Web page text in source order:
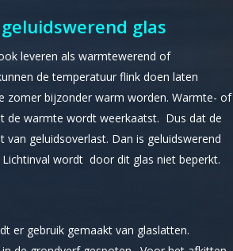
glas
leveren als warmtewerend of
de temperatuur flink doen laten
zomer bijzonder warm worden. Warmte- of
de warmte wordt weerkaatst. Dus dat de
geluidsoverlast. Dan is geluidswerend
wordt door dit glas niet beperkt.
er gebruik gemaakt van glaslatten.